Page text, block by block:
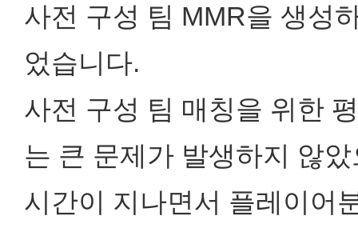
사전 구성 팀 MMR을 생성
었습니다.
사전 구성 팀 매칭을 위한
는 큰 문제가 발생하지 않
시간이 지나면서 플레이어